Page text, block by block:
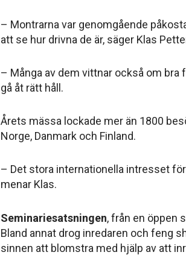
– Montrarna var genomgående
att se hur drivna de är, säger Klas
– Många av dem vittnar också om
gå åt rätt håll.
Årets mässa lockade mer än 1800
Norge, Danmark och Finland.
– Det stora internationella intresset
menar Klas.
Seminariesatsningen, från en öppen
Bland annat drog inredaren och feng
sinnen att blomstra med hjälp av att